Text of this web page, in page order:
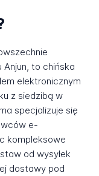
Anjun, to chińska
elektronicznym
z siedzibą w
specjalizuje się
e-
kompleksowe
od wysyłek
dostawy pod